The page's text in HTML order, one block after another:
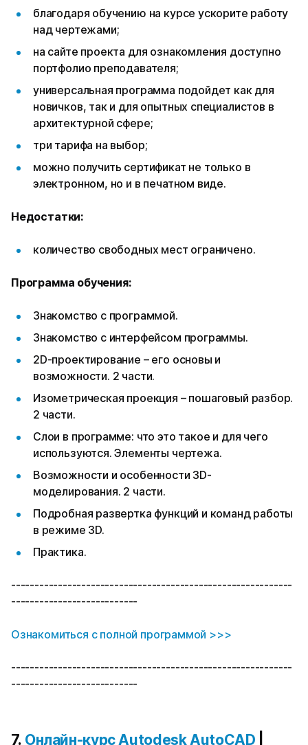
благодаря обучению на курсе ускорите работу
над чертежами;
на сайте проекта для ознакомления доступно
портфолио преподавателя;
универсальная программа подойдет как для
новичков, так и для опытных специалистов в
архитектурной сфере;
три тарифа на выбор;
можно получить сертификат не только в
электронном, но и в печатном виде.
Недостатки:
количество свободных мест ограничено.
Программа обучения:
Знакомство с программой.
Знакомство с интерфейсом программы.
2D-проектирование – его основы и
возможности. 2 части.
Изометрическая проекция – пошаговый разбор.
2 части.
Слои в программе: что это такое и для чего
используются. Элементы чертежа.
Возможности и особенности 3D-
моделирования. 2 части.
Подробная развертка функций и команд работы
в режиме 3D.
Практика.
------------------------------------------------------------
---------------------------
Ознакомиться с полной программой >>>
------------------------------------------------------------
---------------------------
7. Онлайн-курс Autodesk AutoCAD